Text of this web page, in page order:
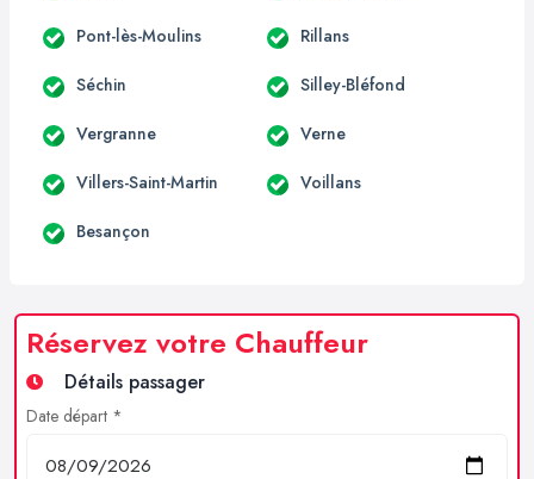
Pont-lès-Moulins Rillans
Séchin Silley-Bléfond
Vergranne Verne
Villers-Saint-Martin Voillans
Besançon
Réservez votre Chauffeur
Détails passager
Date départ *